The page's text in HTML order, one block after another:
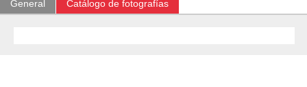
General Catálogo de fotografías